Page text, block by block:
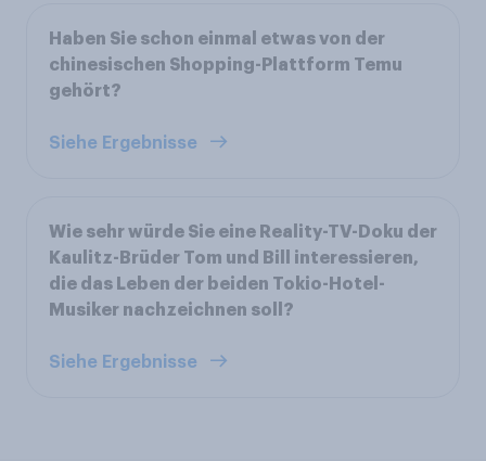
Haben Sie schon einmal etwas von der
chinesischen Shopping-Plattform Temu
gehört?
Siehe Ergebnisse
Wie sehr würde Sie eine Reality-TV-Doku der
Kaulitz-Brüder Tom und Bill interessieren,
die das Leben der beiden Tokio-Hotel-
Musiker nachzeichnen soll?
Siehe Ergebnisse